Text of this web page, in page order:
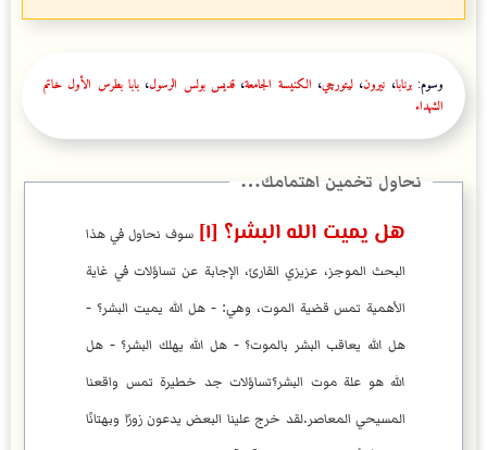
وسوم:برنابا، نيرون، ليتورچي، الكنيسة الجامعة، قديس بولس الرسول، بابا بطرس الأول خاتم
الشهداء
هل يميت الله البشر؟ [١]
سوف نحاول في هذا
البحث الموجز، عزيزي القارئ، الإجابة عن تساؤلات في غاية
الأهمية تمس قضية الموت، وهي: - هل الله يميت البشر؟ -
هل الله يعاقب البشر بالموت؟ - هل الله يهلك البشر؟ - هل
الله هو علة موت البشر؟تساؤلات جد خطيرة تمس واقعنا
المسيحي المعاصر.لقد خرج علينا البعض يدعون زورًا وبهتانًا